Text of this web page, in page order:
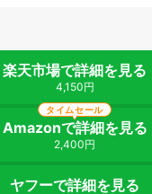
楽天市場で詳細を見る
4,150円
Amazonで詳細を見る
2,400円
タイムセール
ヤフーで詳細を見る